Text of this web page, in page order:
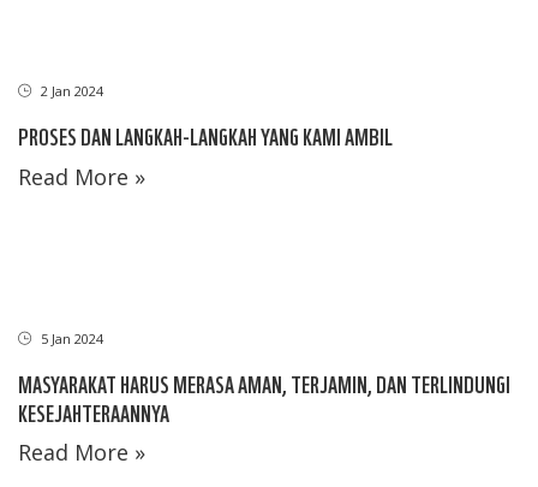
2 Jan 2024
PROSES DAN LANGKAH-LANGKAH YANG KAMI AMBIL
Read More »
5 Jan 2024
MASYARAKAT HARUS MERASA AMAN, TERJAMIN, DAN TERLINDUNGI
KESEJAHTERAANNYA
Read More »